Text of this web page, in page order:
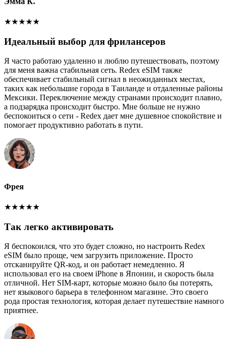
★★★★★
Идеальный выбор для фрилансеров
Я часто работаю удаленно и люблю путешествовать, поэтому
для меня важна стабильная сеть. Redex eSIM также
обеспечивает стабильный сигнал в неожиданных местах,
таких как небольшие города в Таиланде и отдаленные районы
Мексики. Переключение между странами происходит плавно,
а подзарядка происходит быстро. Мне больше не нужно
беспокоиться о сети - Redex дает мне душевное спокойствие и
помогает продуктивно работать в пути.
Фрея
★★★★★
Так легко активировать
Я беспокоился, что это будет сложно, но настроить Redex
eSIM было проще, чем загрузить приложение. Просто
отсканируйте QR-код, и он работает немедленно. Я
использовал его на своем iPhone в Японии, и скорость была
отличной. Нет SIM-карт, которые можно было бы потерять,
нет языкового барьера в телефонном магазине. Это своего
рода простая технология, которая делает путешествие намного
приятнее.